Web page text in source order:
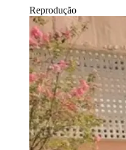
Reprodução